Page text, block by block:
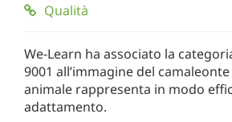
Qualità
We-Learn ha associato la
9001 all’immagine del
animale rappresenta in modo
adattamento.